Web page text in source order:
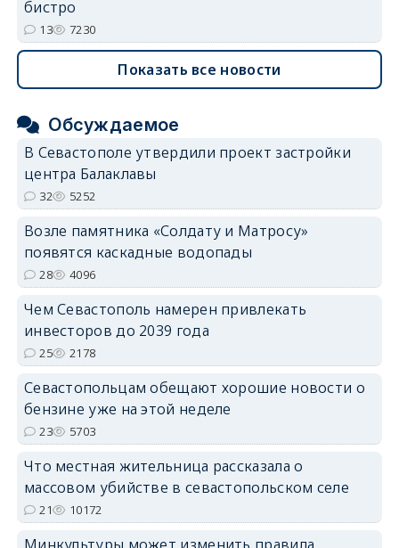
бистро
13 7230
Показать все новости
Обсуждаемое
В Севастополе утвердили проект застройки
центра Балаклавы
32 5252
Возле памятника «Солдату и Матросу»
появятся каскадные водопады
28 4096
Чем Севастополь намерен привлекать
инвесторов до 2039 года
25 2178
Севастопольцам обещают хорошие новости о
бензине уже на этой неделе
23 5703
Что местная жительница рассказала о
массовом убийстве в севастопольском селе
21 10172